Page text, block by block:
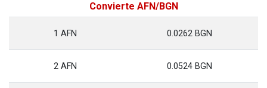
Convierte AFN/BGN
1 AFN 0.0262 BGN
2 AFN 0.0524 BGN